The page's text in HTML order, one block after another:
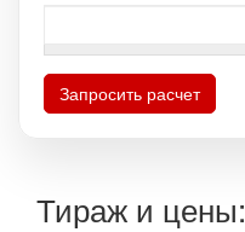
Запросить расчет
Тираж и цены: